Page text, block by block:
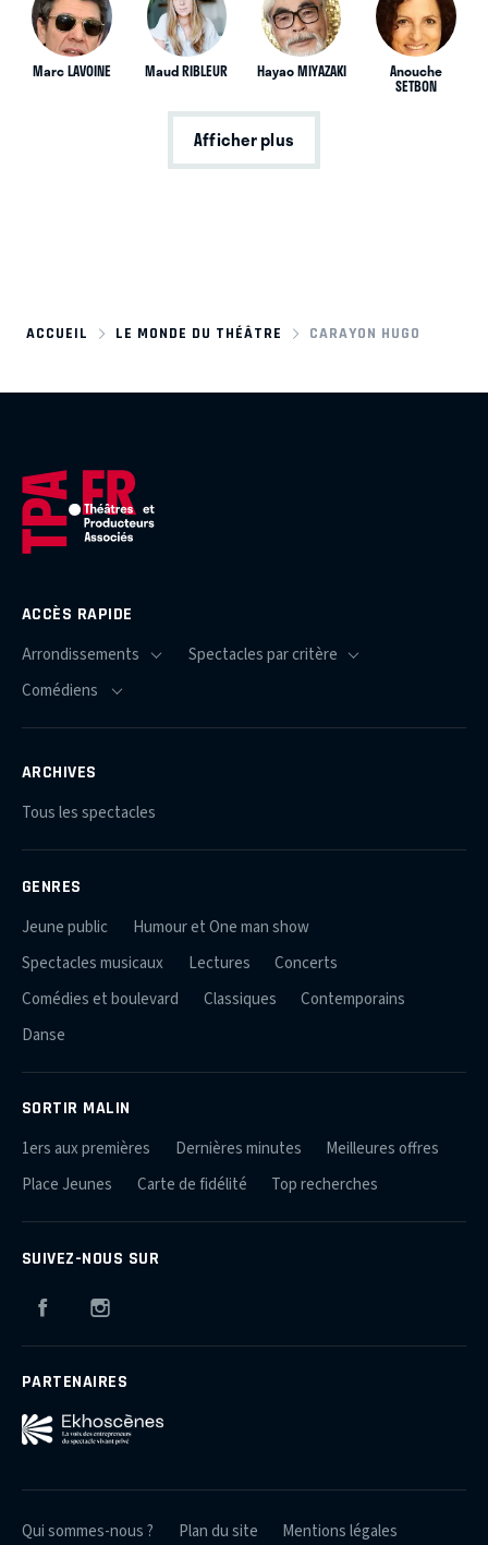
Marc LAVOINE Maud RIBLEUR Hayao MIYAZAKI Anouche
SETBON
Afficher plus
ACCUEIL LE MONDE DU THÉÂTRE CARAYON HUGO
ACCÈS RAPIDE
ARCHIVES
Tous les spectacles
GENRES
Jeune public
Humour et One man show
Spectacles musicaux
Lectures
Concerts
Comédies et boulevard
Classiques
Contemporains
Danse
SORTIR MALIN
1ers aux premières Dernières minutes
Meilleures offres
Place Jeunes
Carte de fidélité Top recherches
SUIVEZ-NOUS SUR
Facebook
PARTENAIRES
Qui sommes-nous ? Plan du site Mentions légales